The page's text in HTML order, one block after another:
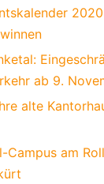
ab 9.
alte
Campus am